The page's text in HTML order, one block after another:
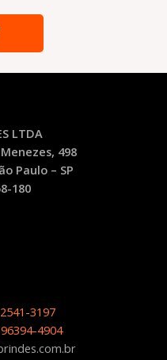
LTDA
498
Paulo – SP
180
3197
4904